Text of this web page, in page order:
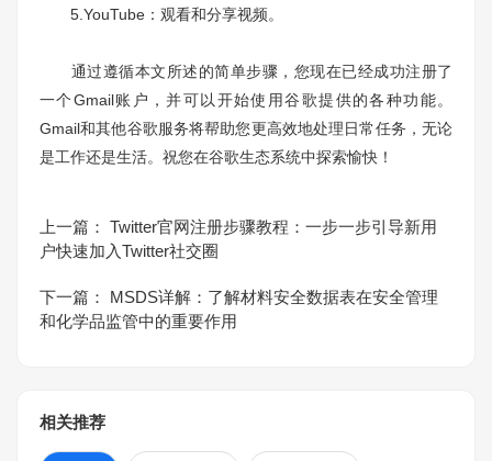
5.YouTube：观看和分享视频。
通过遵循本文所述的简单步骤，您现在已经成功注册了
一个Gmail账户，并可以开始使用谷歌提供的各种功能。
Gmail和其他谷歌服务将帮助您更高效地处理日常任务，无论
是工作还是生活。祝您在谷歌生态系统中探索愉快！
上一篇： Twitter官网注册步骤教程：一步一步引导新用
户快速加入Twitter社交圈
下一篇：
MSDS详解：了解材料安全数据表在安全管理
和化学品监管中的重要作用
相关推荐